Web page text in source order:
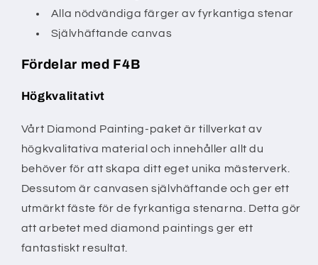
Alla nödvändiga färger av fyrkantiga stenar
Självhäftande canvas
Fördelar med F4B
Högkvalitativt
Vårt Diamond Painting-paket är tillverkat av
högkvalitativa material och innehåller allt du
behöver för att skapa ditt eget unika mästerverk.
Dessutom är canvasen självhäftande och ger ett
utmärkt fäste för de fyrkantiga stenarna. Detta gör
att arbetet med diamond paintings ger ett
fantastiskt resultat.